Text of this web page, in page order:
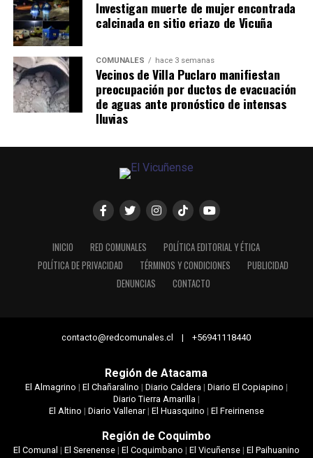
Investigan muerte de mujer encontrada
calcinada en sitio eriazo de Vicuña
COMUNALES hace 3 semanas
Vecinos de Villa Puclaro manifiestan
preocupación por ductos de evacuación
de aguas ante pronóstico de intensas
lluvias
INICIO RED COMUNALES
POLÍTICA EDITORIAL Y ÉTICA
POLÍTICA DE PRIVACIDAD
TÉRMINOS Y CONDICIONES
PUBLICIDAD
DENUNCIAS
CONTACTO
contacto@redcomunales.cl | +56941118440
Región de Atacama
El Almagrino | El Chañaralino | Diario Caldera| Diario El Copiapino |
Diario Tierra Amarilla|
El Altino | Diario Vallenar| El Huasquino | El Freirinense
Región de Coquimbo
El Comunal | El Serenense| El Coquimbano | El Vicuñense| El Paihuanino